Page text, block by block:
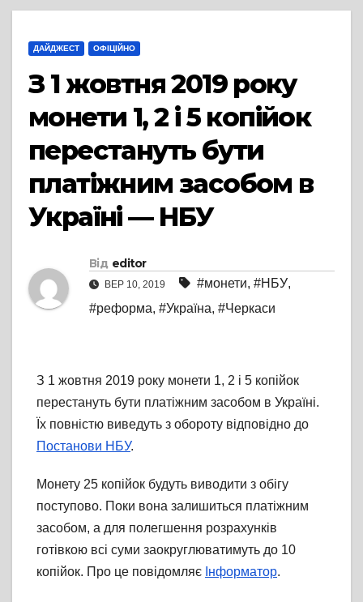
ДАЙДЖЕСТ ОФІЦІЙНО
З 1 жовтня 2019 року
монети 1, 2 і 5 копійок
перестануть бути
платіжним засобом в
Україні — НБУ
Від editor
ВЕР 10, 2019 #монети, #НБУ,
#реформа, #Україна, #Черкаси
З 1 жовтня 2019 року монети 1, 2 і 5 копійок
перестануть бути платіжним засобом в Україні.
Їх повністю виведуть з обороту відповідно до
Постанови НБУ.
Монету 25 копійок будуть виводити з обігу
поступово. Поки вона залишиться платіжним
засобом, а для полегшення розрахунків
готівкою всі суми заокруглюватимуть до 10
копійок. Про це повідомляє Інформатор.